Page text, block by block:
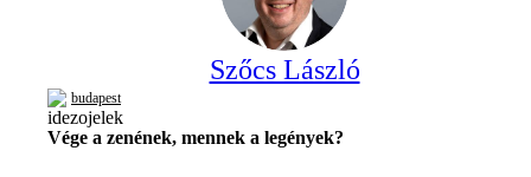
Szőcs László
budapest
Vége a zenének, mennek a legények?